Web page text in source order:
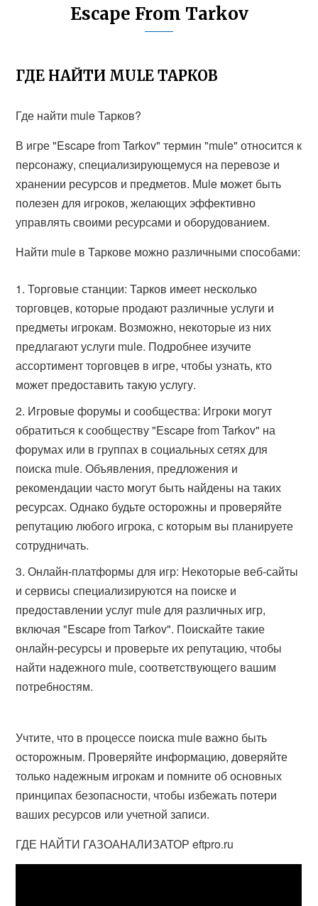
Escape From Tarkov
ГДЕ НАЙТИ MULE ТАРКОВ
Где найти mule Тарков?
В игре "Escape from Tarkov" термин "mule" относится к
персонажу, специализирующемуся на перевозе и
хранении ресурсов и предметов. Mule может быть
полезен для игроков, желающих эффективно
управлять своими ресурсами и оборудованием.
Найти mule в Таркове можно различными способами:
Торговые станции: Тарков имеет несколько
торговцев, которые продают различные услуги и
предметы игрокам. Возможно, некоторые из них
предлагают услуги mule. Подробнее изучите
ассортимент торговцев в игре, чтобы узнать, кто
может предоставить такую услугу.
Игровые форумы и сообщества: Игроки могут
обратиться к сообществу "Escape from Tarkov" на
форумах или в группах в социальных сетях для
поиска mule. Объявления, предложения и
рекомендации часто могут быть найдены на таких
ресурсах. Однако будьте осторожны и проверяйте
репутацию любого игрока, с которым вы планируете
сотрудничать.
Онлайн-платформы для игр: Некоторые веб-сайты
и сервисы специализируются на поиске и
предоставлении услуг mule для различных игр,
включая "Escape from Tarkov". Поискайте такие
онлайн-ресурсы и проверьте их репутацию, чтобы
найти надежного mule, соответствующего вашим
потребностям.
Учтите, что в процессе поиска mule важно быть
осторожным. Проверяйте информацию, доверяйте
только надежным игрокам и помните об основных
принципах безопасности, чтобы избежать потери
ваших ресурсов или учетной записи.
ГДЕ НАЙТИ ГАЗОАНАЛИЗАТОР eftpro.ru